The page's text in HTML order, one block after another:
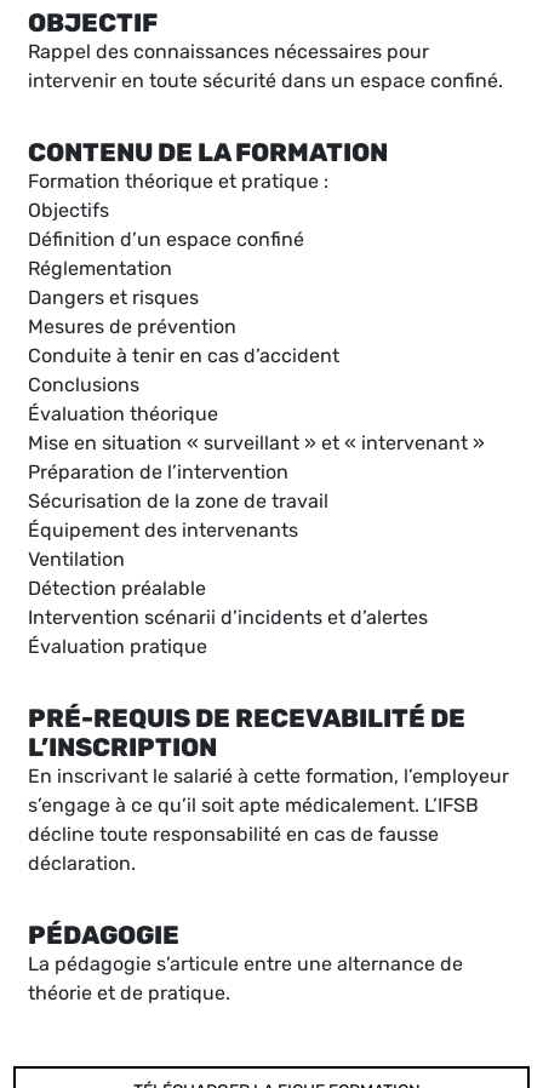
OBJECTIF
Rappel des connaissances nécessaires pour
intervenir en toute sécurité dans un espace confiné.
CONTENU DE LA FORMATION
Formation théorique et pratique :
Objectifs
Définition d’un espace confiné
Réglementation
Dangers et risques
Mesures de prévention
Conduite à tenir en cas d’accident
Conclusions
Évaluation théorique
Mise en situation « surveillant » et « intervenant »
Préparation de l’intervention
Sécurisation de la zone de travail
Équipement des intervenants
Ventilation
Détection préalable
Intervention scénarii d’incidents et d’alertes
Évaluation pratique
PRÉ-REQUIS DE RECEVABILITÉ DE
L’INSCRIPTION
En inscrivant le salarié à cette formation, l’employeur
s’engage à ce qu’il soit apte médicalement. L’IFSB
décline toute responsabilité en cas de fausse
déclaration.
PÉDAGOGIE
La pédagogie s’articule entre une alternance de
théorie et de pratique.